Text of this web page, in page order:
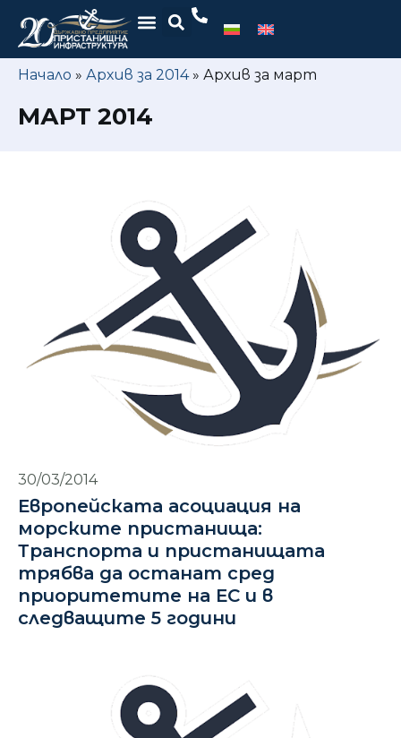
Начало » Архив за 2014» Архив за март
МАРТ 2014
30/03/2014
Европейската асоциация на
морските пристанища:
Транспорта и пристанищата
трябва да останат сред
приоритетите на ЕС и в
следващите 5 години